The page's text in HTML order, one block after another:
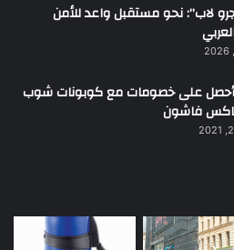
لاب”: نحو مستقبل واعد للأمن
على خصومات مع كوبونات شوب
فاشون